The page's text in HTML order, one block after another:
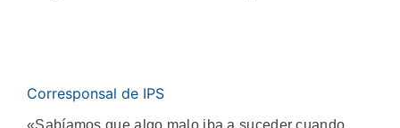
Corresponsal de IPS
«Sabíamos que algo malo iba a suceder cuando